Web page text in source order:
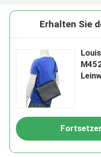
Erhalten Sie